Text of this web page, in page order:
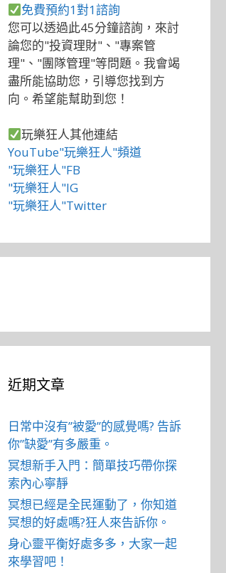
免費預約1對1諮詢
您可以透過此45分鐘諮詢，來討
論您的"投資理財"、"專案管
理"、"團隊管理"等問題。我會竭
盡所能協助您，引導您找到方
向。希望能幫助到您！
玩樂狂人其他連結
YouTube"玩樂狂人"頻道
"玩樂狂人"FB
"玩樂狂人"IG
"玩樂狂人"Twitter
近期文章
日常中沒有”被愛”的感覺嗎? 告訴
你”缺愛”有多嚴重。
冥想新手入門：簡單技巧帶你探
索內心寧靜
冥想已經是全民運動了，你知道
冥想的好處嗎?狂人來告訴你。
身心靈平衡好處多多，大家一起
來學習吧！